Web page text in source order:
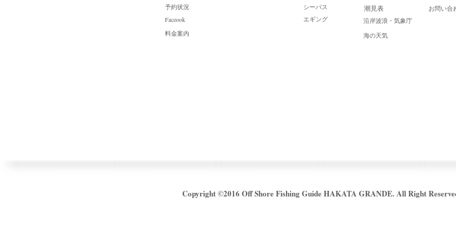
​予約状況
Faceook
料金案内
シーバス
エギング
潮見表
お問い合
沿岸波浪・気象庁
海の天気
Copyright ©2016 Off Shore Fishing Guide HAKATA GRANDE. All Right